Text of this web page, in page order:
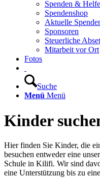
Spenden &
Spendenshop
Aktuelle
Sponsoren
Steuerliche
Mitarbeit vor Ort
Fotos
Suche
Menü Menü
Kinder
Hier finden Sie Kinder, die
besuchen entweder eine
Schule in Kilifi. Wir sind
eine Unterstützung bis zu